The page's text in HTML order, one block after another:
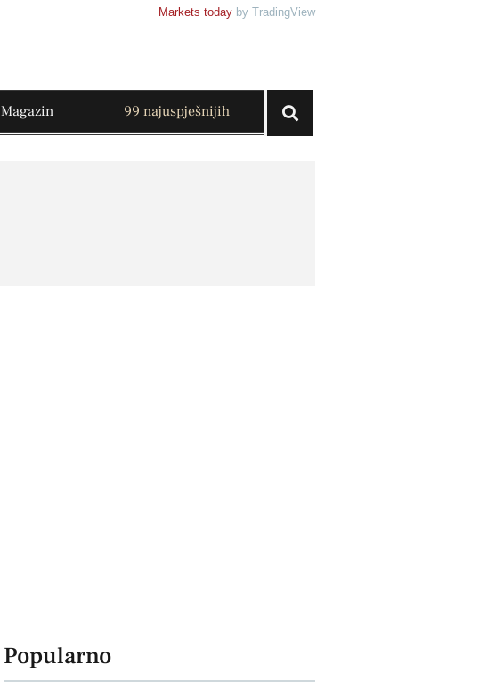
Markets today by TradingView
Magazin 99 najuspješnijih
Popularno